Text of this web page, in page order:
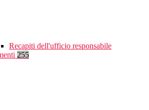
Recapiti dell'ufficio responsabile
255